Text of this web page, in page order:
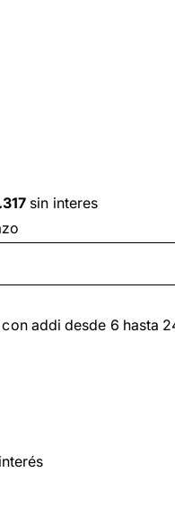
sin interes
addi desde 6 hasta